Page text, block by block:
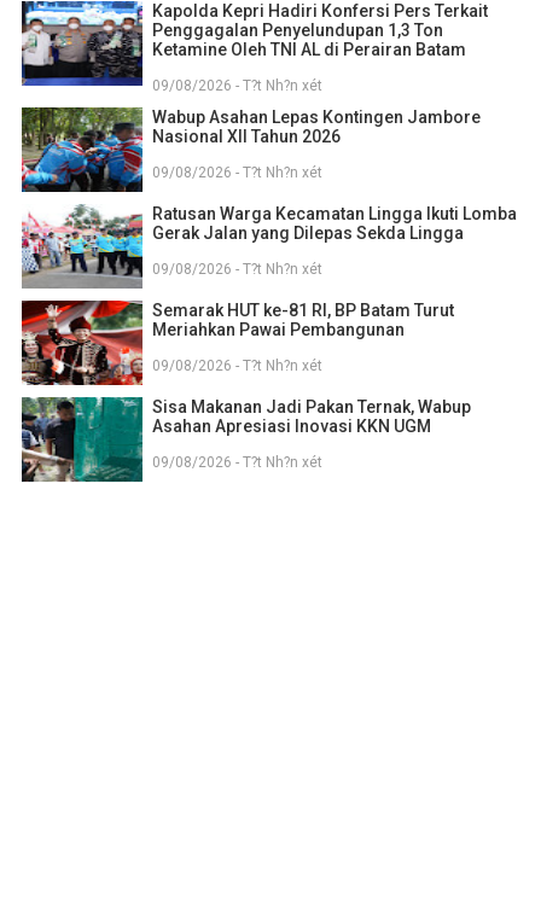
Kapolda Kepri Hadiri Konfersi Pers Terkait
Penggagalan Penyelundupan 1,3 Ton
Ketamine Oleh TNI AL di Perairan Batam
09/08/2026 - T?t Nh?n xét
Wabup Asahan Lepas Kontingen Jambore
Nasional XII Tahun 2026
09/08/2026 - T?t Nh?n xét
Ratusan Warga Kecamatan Lingga Ikuti Lomba
Gerak Jalan yang Dilepas Sekda Lingga
09/08/2026 - T?t Nh?n xét
Semarak HUT ke-81 RI, BP Batam Turut
Meriahkan Pawai Pembangunan
09/08/2026 - T?t Nh?n xét
Sisa Makanan Jadi Pakan Ternak, Wabup
Asahan Apresiasi Inovasi KKN UGM
09/08/2026 - T?t Nh?n xét